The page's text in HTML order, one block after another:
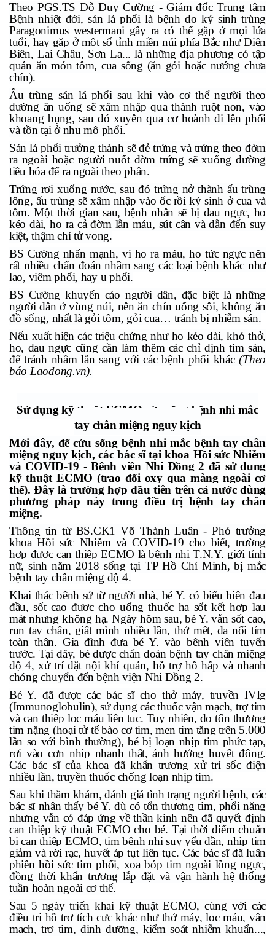
Theo PGS.TS Đỗ Duy Cường - Giám đốc Trung tâm
Bệnh nhiệt đới, sán lá phổi là bệnh do ký sinh trùng
Paragonimus westermani gây ra có thể gặp ở mọi lứa
tuổi, hay gặp ở một số tỉnh miền núi phía Bắc như Điện
Biên, Lai Châu, Sơn La... là những địa phương có tập
quán ăn món tôm, cua sống (ăn gỏi hoặc nướng chưa
chín).
Ấu trùng sán lá phổi sau khi vào cơ thể người theo
đường ăn uống sẽ xâm nhập qua thành ruột non, vào
khoang bụng, sau đó xuyên qua cơ hoành đi lên phổi
và tồn tại ở nhu mô phổi.
Sán lá phổi trưởng thành sẽ đẻ trứng và trứng theo đờm
ra ngoài hoặc người nuốt đờm trứng sẽ xuống đường
tiêu hóa để ra ngoài theo phân.
Trứng rơi xuống nước, sau đó trứng nở thành ấu trùng
lông, ấu trùng sẽ xâm nhập vào ốc rồi ký sinh ở cua và
tôm. Một thời gian sau, bệnh nhân sẽ bị đau ngực, ho
kéo dài, ho ra cả đờm lẫn máu, sút cân và dẫn đến suy
kiệt, thậm chí tử vong.
BS Cường nhấn mạnh, vì ho ra máu, ho tức ngực nên
rất nhiều chẩn đoán nhầm sang các loại bệnh khác như
lao, viêm phổi, hay u phổi.
BS Cường khuyến cáo người dân, đặc biệt là những
người dân ở vùng núi, nên ăn chín uống sôi, không ăn
đồ sống, nhất là gỏi tôm, gỏi cua… tránh bịnhiễm sán.
Nếu xuất hiện các triệu chứng như ho kéo dài, khó thở,
ho, đau ngực cũng cần làm thêm các chỉ định tìm sán,
để tránh nhầm lẫn sang với các bệnh phổi khác(Theo
báo Laodong.vn).
Sử dụng kỹ thuật ECMO cứu sống bệnh nhi mắc
tay chân miệng nguy kịch
Mới đây, để cứu sống bệnh nhi mắc bệnh tay chân
miệngnguy kịch, các bác sĩ tại khoa Hồi sức Nhiễm
và COVID-19 - Bệnh viện Nhi Đồng 2 đã sử dụng
kỹ thuật ECMO (trao đổi oxy qua màng ngoài cơ
thể). Đây là trường hợp đầu tiên trên cả nước dùng
phương pháp này trong điều trị bệnh tay chân
miệng.
Thông tin từ BS.CK1 Võ Thành Luân - Phó trưởng
khoa Hồi sức Nhiễm và COVID-19 cho biết, trường
hợp được can thiệp ECMO là bệnh nhi T.N.Y. giới tính
nữ, sinh năm 2018 sống tại TP Hồ Chí Minh, bị mắc
bệnh tay chân miệng độ 4.
Khai thác bệnh sử từ người nhà, bé Y. có biểu hiện đau
đầu, sốt cao được cho uống thuốc hạ sốt kết hợp lau
mát nhưng không hạ. Ngày hôm sau, bé Y. vẫn sốt cao,
run tay chân, giật mình nhiều lần, thở mệt, da nổi tím
toàn thân. Gia đình đưa bé Y. vào bệnh viện tuyến
trước. Tại đây, bé được chẩn đoán bệnh tay chân miệng
độ 4, xử trí đặt nội khí quản, hỗ trợ hô hấp và nhanh
chóng chuyển đến bệnh viện Nhi Đồng 2.
Bé Y. đã được các bác sĩ cho thở máy, truyền IVIg
(Immunoglobulin), sử dụng các thuốc vận mạch, trợ tim
và can thiệp lọc máu liên tục. Tuy nhiên, do tổn thương
tim nặng (hoại tử tế bào cơ tim, men tim tăng trên 5.000
lần so với bình thường), bé bị loạn nhịp tim phức tạp,
rơi vào cơn nhịp nhanh thất, ảnh hưởng huyết động.
Các bác sĩ của khoa đã khẩn trương xử trí sốc điện
nhiều lần, truyền thuốc chống loạn nhịp tim.
Sau khi thăm khám, đánh giá tình trạng người bệnh, các
bác sĩ nhận thấy bé Y. dù có tổn thương tim, phổi nặng
nhưng vẫn có đáp ứng về thần kinh nên đã quyết định
can thiệp kỹ thuật ECMO cho bé. Tại thời điểm chuẩn
bị can thiệp ECMO, tim bệnh nhi suy yếu dần, nhịp tim
giảm và rời rạc, huyết áp tụt liên tục. Các bác sĩ đã luân
phiên hồi sức tim phổi, xoa bóp tim ngoài lồng ngực,
đồng thời khẩn trương lắp đặt và vận hành hệ thống
tuần hoàn ngoài cơ thể.
Sau 5 ngày triển khai kỹ thuật ECMO, cùng với các
điều trị hỗ trợ tích cực khác như thở máy, lọc máu, vận
mạch, trợ tim, dinh dưỡng, kiểm soát nhiễm khuẩn...,